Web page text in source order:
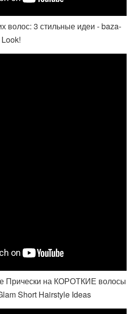
волос: 3 стильные идеи - baza-
Прически на КОРОТКИЕ волосы
Short Hairstyle Ideas